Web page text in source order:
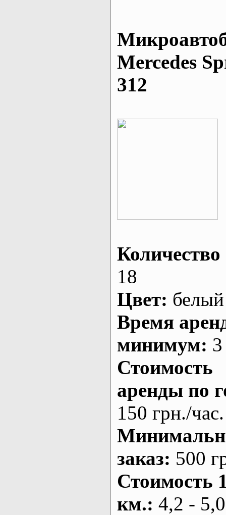
Mеrcedes
312
Количество
18
Цвет: белый
Время
минимум:
Стоимость
аренды по
150 грн./час.
заказ: 500
Стоимость
км.: 4,2 -